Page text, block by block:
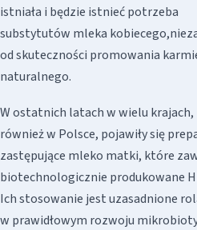
istniała i będzie istnieć potrzeba
substytutów mleka
od skuteczności promowania
naturalnego.
W ostatnich latach w wielu krajach,
również w Polsce, pojawiły się
zastępujące mleko matki, które
biotechnologicznie produkowane
Ich stosowanie jest uzasadnione
w prawidłowym rozwoju